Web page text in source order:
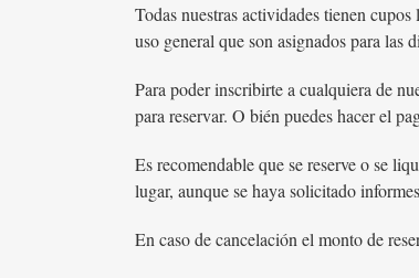
Todas nuestras actividades tienen
uso general que son asignados para las
Para poder inscribirte a cualquiera de
para reservar. O bién puedes hacer el
Es recomendable que se reserve o se
lugar, aunque se haya solicitado
En caso de cancelación el monto de